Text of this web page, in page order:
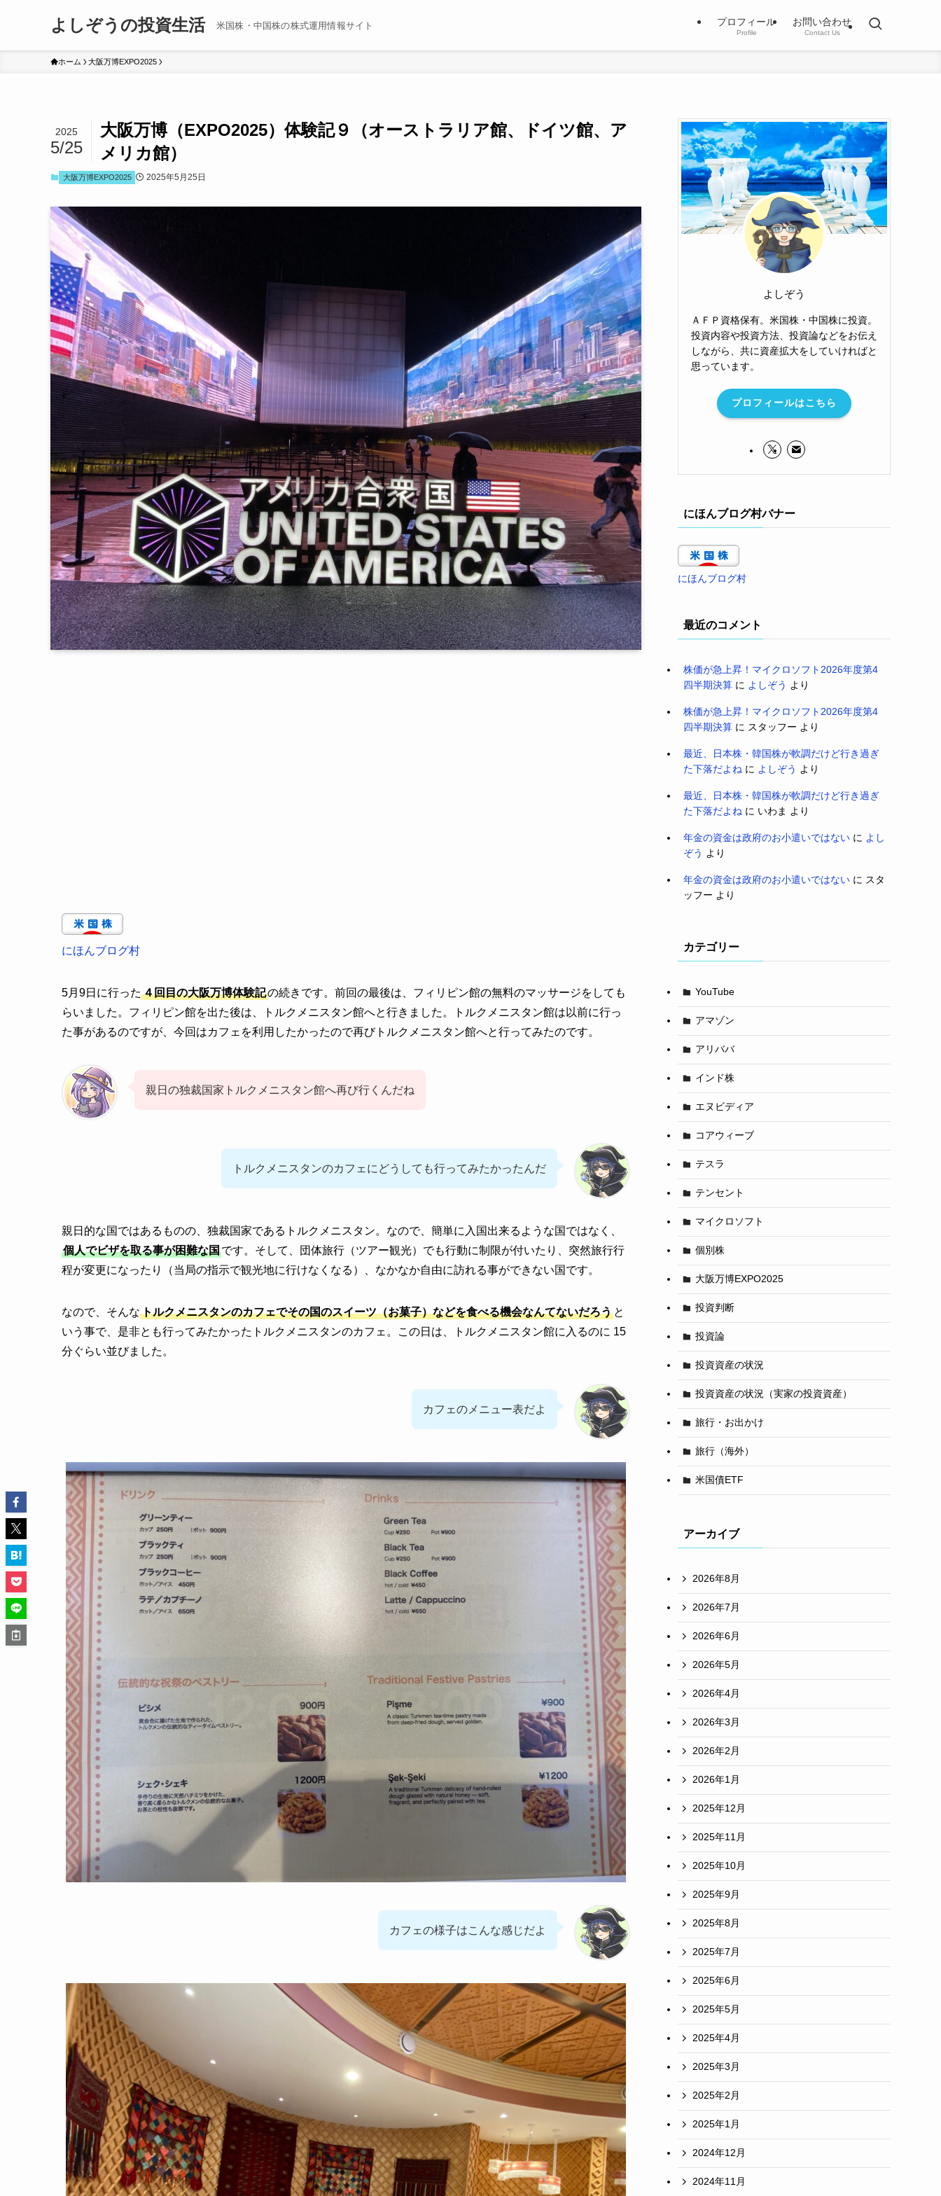
よしぞうの投資生活 米国株・中国株の株式運用情報サイト プロフィール
Profile
お問い合わせ
Contact Us
ホーム 大阪万博EXPO2025
大阪万博（EXPO2025）体験記９（オーストラリア館、ドイツ館、ア
メリカ館）
2025
5/25
大阪万博EXPO2025 2025年5月25日
にほんブログ村
5月9日に行った ４回目の大阪万博体験記の続きです。前回の最後は、フィリピン館の無料のマッサージをしても
らいました。フィリピン館を出た後は、トルクメニスタン館へと行きました。トルクメニスタン館は以前に行っ
た事があるのですが、今回はカフェを利用したかったので再びトルクメニスタン館へと行ってみたのです。
親日の独裁国家トルクメニスタン館へ再び行くんだね
トルクメニスタンのカフェにどうしても行ってみたかったんだ
親日的な国ではあるものの、独裁国家であるトルクメニスタン。なので、簡単に入国出来るような国ではなく、
個人でビザを取る事が困難な国です。そして、団体旅行（ツアー観光）でも行動に制限が付いたり、突然旅行行
程が変更になったり（当局の指示で観光地に行けなくなる）、なかなか自由に訪れる事ができない国です。
なので、そんなトルクメニスタンのカフェでその国のスイーツ（お菓子）などを食べる機会なんてないだろう と
いう事で、是非とも行ってみたかったトルクメニスタンのカフェ。この日は、トルクメニスタン館に入るのに 15
分ぐらい並びました。
カフェのメニュー表だよ
カフェの様子はこんな感じだよ
よしぞう
ＡＦＰ資格保有。米国株・中国株に投資。
投資内容や投資方法、投資論などをお伝え
しながら、共に資産拡大をしていければと
思っています。
プロフィールはこちら
にほんブログ村バナー
にほんブログ村
最近のコメント
株価が急上昇！マイクロソフト2026年度第4
四半期決算 に よしぞう より
株価が急上昇！マイクロソフト2026年度第4
四半期決算 に スタッフー より
最近、日本株・韓国株が軟調だけど行き過ぎ
た下落だよね に よしぞう より
最近、日本株・韓国株が軟調だけど行き過ぎ
た下落だよね に いわま より
年金の資金は政府のお小遣いではない に よし
ぞう より
年金の資金は政府のお小遣いではない に スタ
ッフー より
カテゴリー
YouTube
アマゾン
アリババ
インド株
エヌビディア
コアウィーブ
テスラ
テンセント
マイクロソフト
個別株
大阪万博EXPO2025
投資判断
投資論
投資資産の状況
投資資産の状況（実家の投資資産）
旅行・お出かけ
旅行（海外）
米国債ETF
アーカイブ
2026年8月
2026年7月
2026年6月
2026年5月
2026年4月
2026年3月
2026年2月
2026年1月
2025年12月
2025年11月
2025年10月
2025年9月
2025年8月
2025年7月
2025年6月
2025年5月
2025年4月
2025年3月
2025年2月
2025年1月
2024年12月
2024年11月